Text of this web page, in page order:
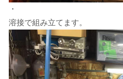
・
溶接で組み立てます。